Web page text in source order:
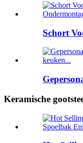
Schort
Keramische